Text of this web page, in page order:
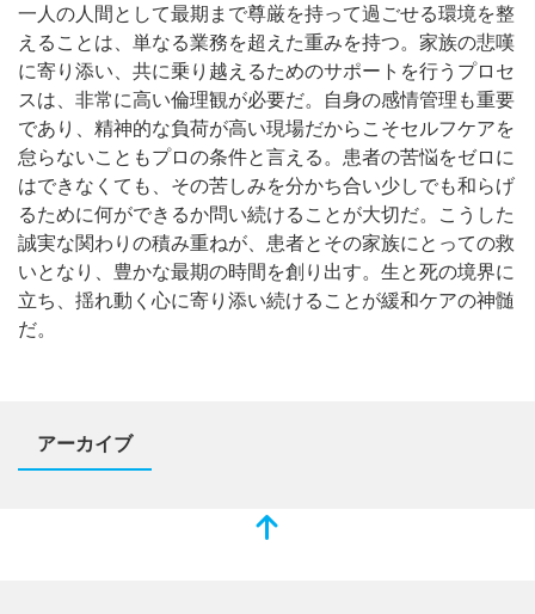
一人の人間として最期まで尊厳を持って過ごせる環境を整
えることは、単なる業務を超えた重みを持つ。家族の悲嘆
に寄り添い、共に乗り越えるためのサポートを行うプロセ
スは、非常に高い倫理観が必要だ。自身の感情管理も重要
であり、精神的な負荷が高い現場だからこそセルフケアを
怠らないこともプロの条件と言える。患者の苦悩をゼロに
はできなくても、その苦しみを分かち合い少しでも和らげ
るために何ができるか問い続けることが大切だ。こうした
誠実な関わりの積み重ねが、患者とその家族にとっての救
いとなり、豊かな最期の時間を創り出す。生と死の境界に
立ち、揺れ動く心に寄り添い続けることが緩和ケアの神髄
だ。
アーカイブ